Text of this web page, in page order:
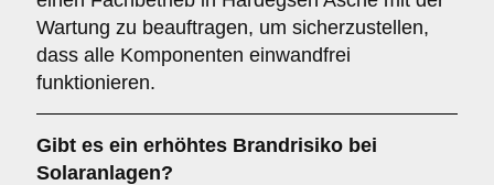
Wartung zu beauftragen, um sicherzustellen,
dass alle Komponenten einwandfrei
funktionieren.
Gibt es ein erhöhtes Brandrisiko bei
Solaranlagen?